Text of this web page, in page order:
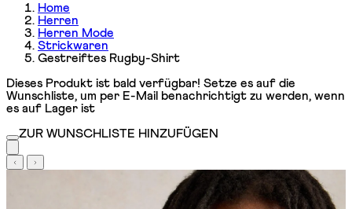
Home
Herren
Herren Mode
Strickwaren
Gestreiftes Rugby-Shirt
Dieses Produkt ist bald verfügbar! Setze es auf die
Wunschliste, um per E-Mail benachrichtigt zu werden, wenn
es auf Lager ist
ZUR WUNSCHLISTE HINZUFÜGEN